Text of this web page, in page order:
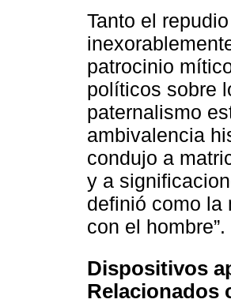
Tanto el
patrocinio
políticos sobre
paternalismo
ambivalencia
condujo a
y a
definió como la
con el hombre”.
Dispositivos
Relacionados